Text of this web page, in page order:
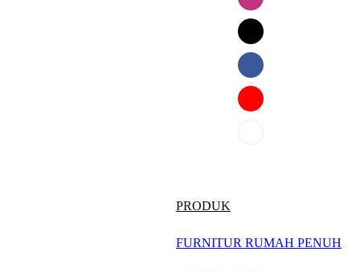
English
Pilipino
ภาษาไทย
PRODUK
FURNITUR RUMAH PENUH